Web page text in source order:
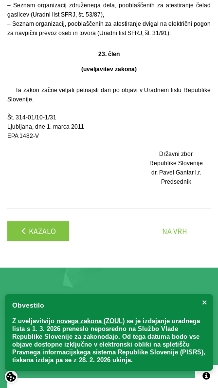
– Seznam organizacij združenega dela, pooblaščenih za atestiranje čelad
gasilcev (Uradni list SFRJ, št. 53/87),
– Seznam organizacij, pooblaščenih za atestiranje dvigal na električni pogon
za navpični prevoz oseb in tovora (Uradni list SFRJ, št. 31/91).
23. člen
(uveljavitev zakona)
Ta zakon začne veljati petnajsti dan po objavi v Uradnem listu Republike
Slovenije.
Št. 314-01/10-1/31
Ljubljana, dne 1. marca 2011
EPA 1482-V
Državni zbor
Republike Slovenije
dr. Pavel Gantar l.r.
Predsednik
KAZALO NA VRH
Bodite obveščeni
naših novostih, akcijah in
dogodkih
×
Obvestilo
Z uveljavitvijo novega zakona (ZOUL) se je izdajanje uradnega
lista s 1. 3. 2026 preneslo neposredno na Službo Vlade
Republike Slovenije za zakonodajo. Od tega datuma bodo vse
objave dostopne izključno v elektronski obliki na spletišču
Pravnega informacijskega sistema Republike Slovenije (PISRS),
tiskana izdaja pa se z 28. 2. 2026 ukinja.